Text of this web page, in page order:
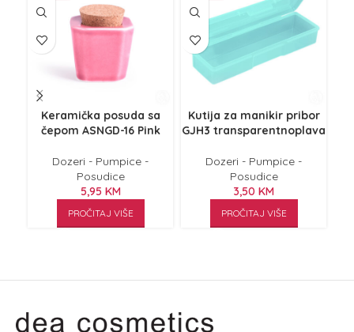
Keramička posuda sa
čepom ASNGD-16 Pink
Dozeri - Pumpice -
Posudice
5,95 KM
PROČITAJ VIŠE
Kutija za manikir pribor
GJH3 transparentnoplava
Dozeri - Pumpice -
Posudice
3,50 KM
PROČITAJ VIŠE